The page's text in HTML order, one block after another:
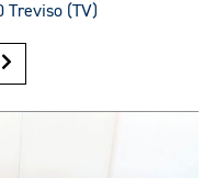
Treviso (TV)